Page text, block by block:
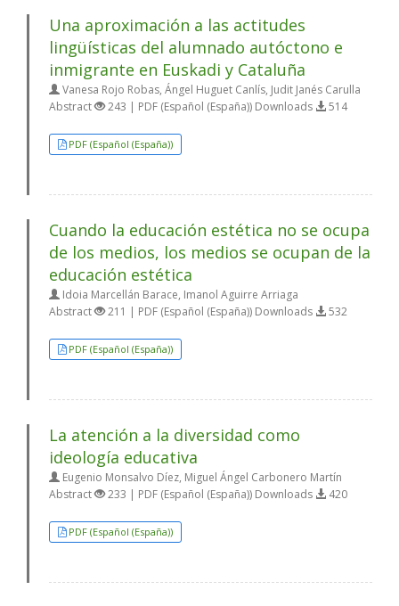
Una aproximación a las actitudes
lingüísticas del alumnado autóctono e
inmigrante en Euskadi y Cataluña
Vanesa Rojo Robas, Ángel Huguet Canlís, Judit Janés Carulla
Abstract
243 | PDF (Español (España)) Downloads 514
PDF (Español (España))
Cuando la educación estética no se ocupa
de los medios, los medios se ocupan de la
educación estética
Idoia Marcellán Barace, Imanol Aguirre Arriaga
Abstract
211 | PDF (Español (España)) Downloads 532
PDF (Español (España))
La atención a la diversidad como
ideología educativa
Eugenio Monsalvo Díez, Miguel Ángel Carbonero Martín
Abstract
233 | PDF (Español (España)) Downloads 420
PDF (Español (España))